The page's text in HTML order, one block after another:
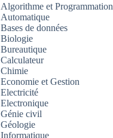
Algorithme et Programmation
Automatique
Bases de données
Biologie
Bureautique
Calculateur
Chimie
Economie et Gestion
Electricité
Electronique
Génie civil
Géologie
Informatique